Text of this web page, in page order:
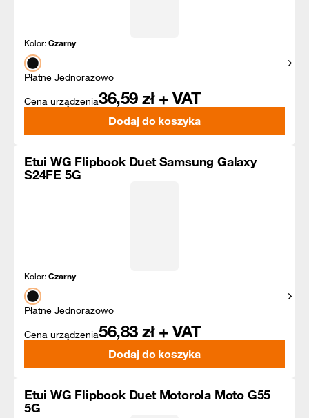
Kolor:Czarny
Płatne Jednorazowo
Cena urządzenia36,59 zł + VAT
Dodaj do koszyka
Etui WG Flipbook Duet Samsung Galaxy
S24FE 5G
Kolor:Czarny
Płatne Jednorazowo
Cena urządzenia56,83 zł + VAT
Dodaj do koszyka
Etui WG Flipbook Duet Motorola Moto G55
5G